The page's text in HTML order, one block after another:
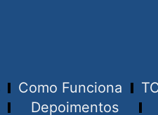
Como Funciona
Depoimentos